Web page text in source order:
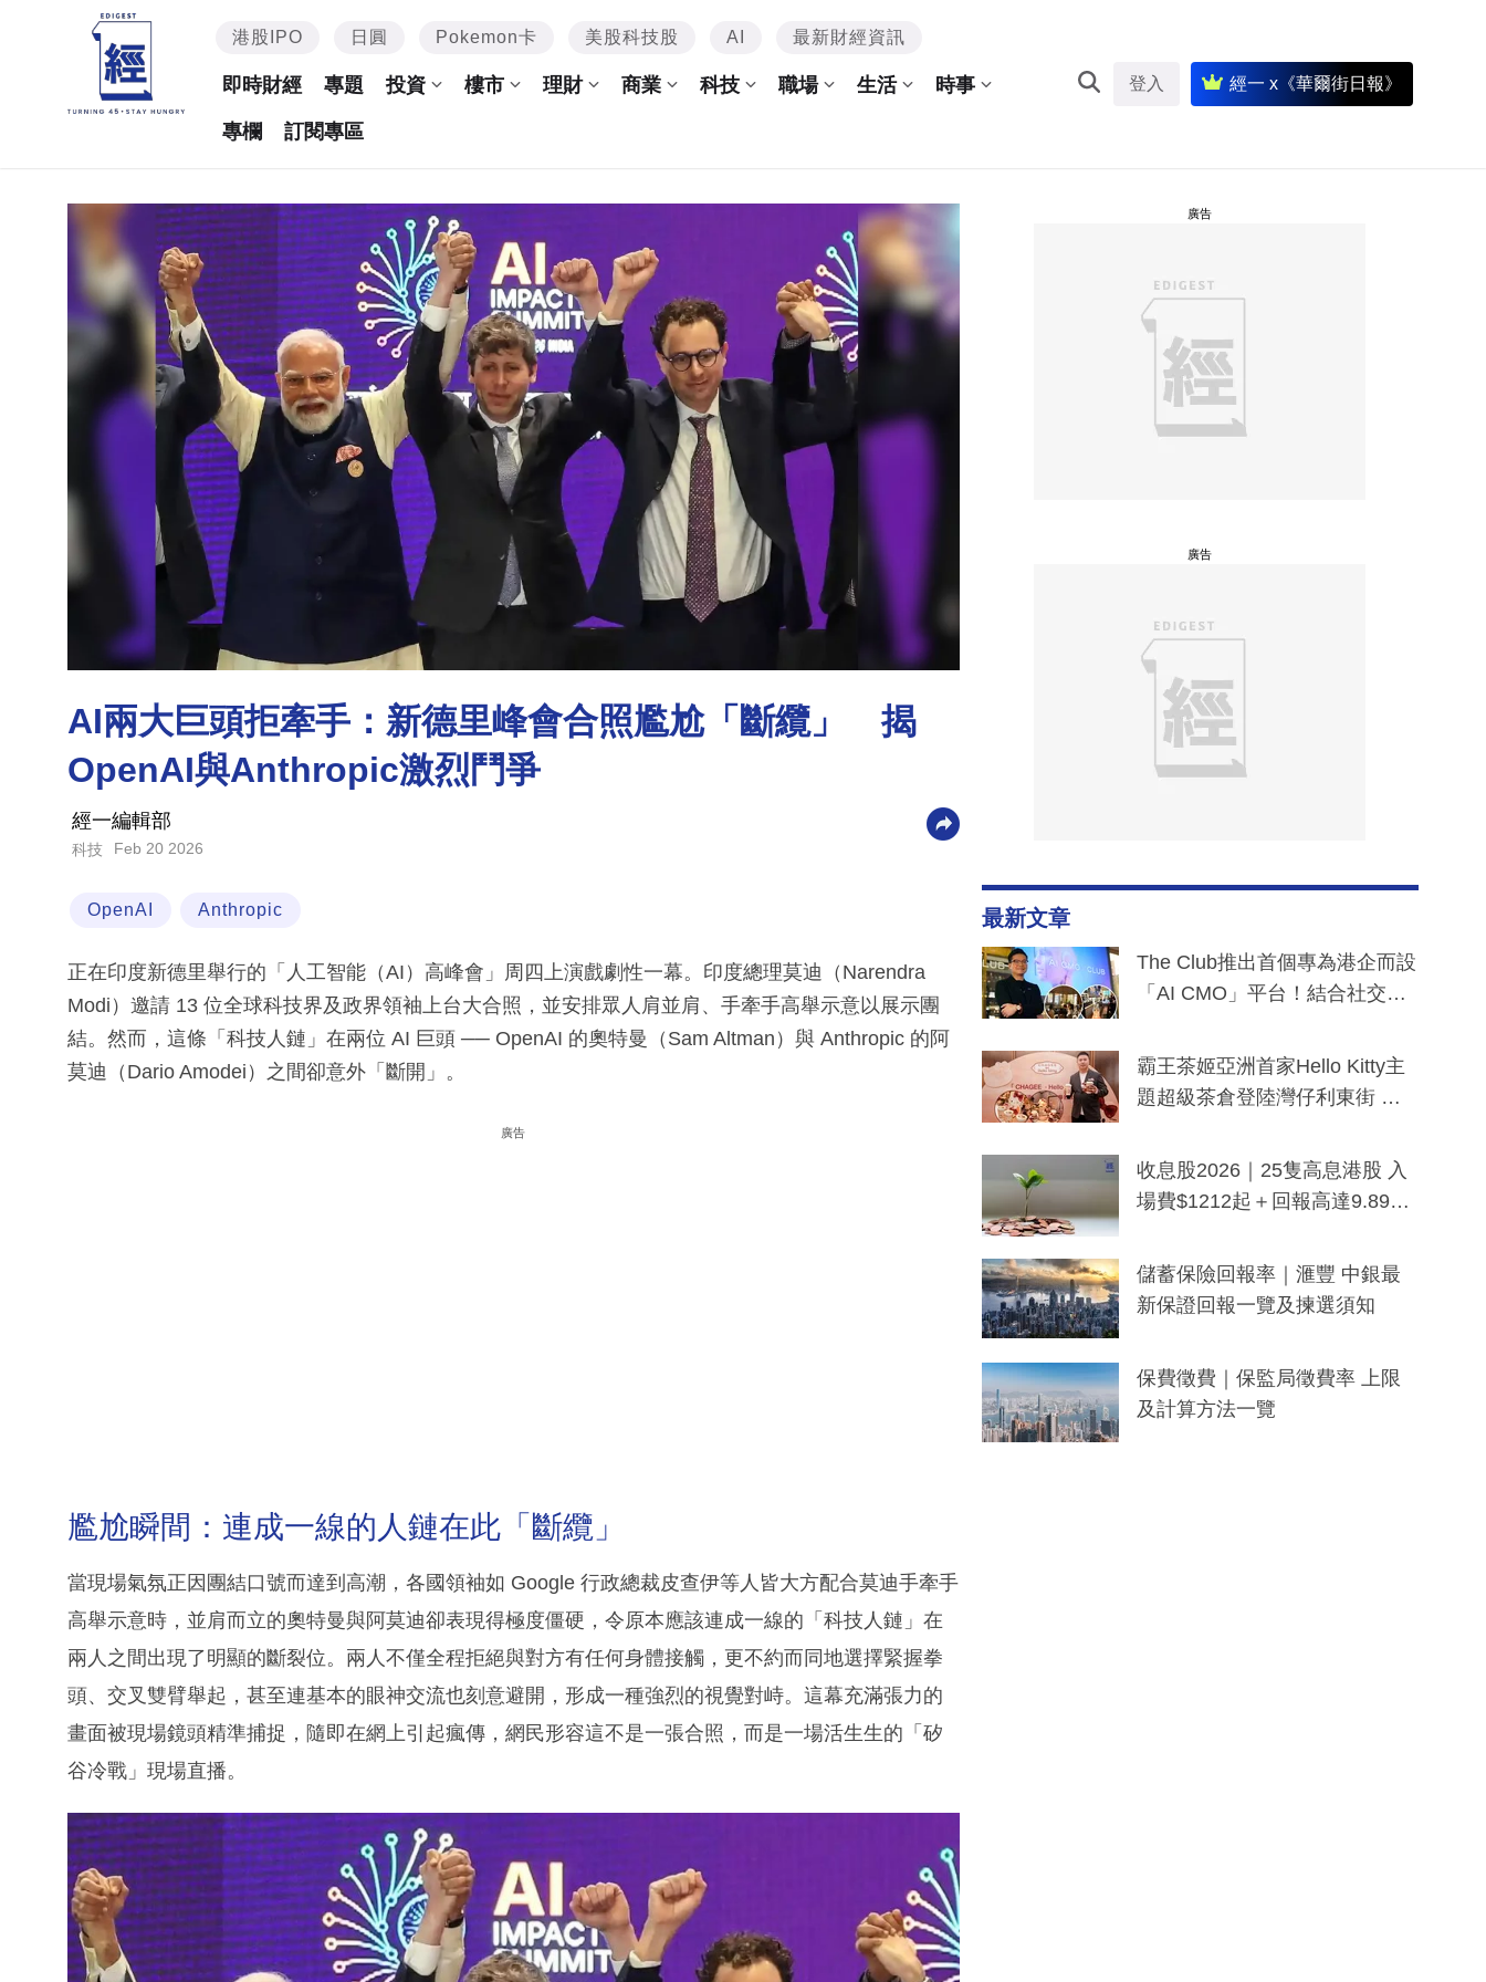
港股IPO 日圓 Pokemon卡 美股科技股 AI 最新財經資訊
即時財經 專題 投資 樓市 理財 商業 科技 職場 生活 時事
專欄 訂閱專區
登入 經一 x《華爾街日報》
AI兩大巨頭拒牽手：新德里峰會合照尷尬「斷纜」 揭
OpenAI與Anthropic激烈鬥爭
經一編輯部
科技 Feb 20 2026
OpenAI Anthropic
正在印度新德里舉行的「人工智能（AI）高峰會」周四上演戲劇性一幕。印度總理莫迪（Narendra
Modi）邀請 13 位全球科技界及政界領袖上台大合照，並安排眾人肩並肩、手牽手高舉示意以展示團
結。然而，這條「科技人鏈」在兩位 AI 巨頭 ── OpenAI 的奧特曼（Sam Altman）與 Anthropic 的阿
莫迪（Dario Amodei）之間卻意外「斷開」。
廣告
尷尬瞬間：連成一線的人鏈在此「斷纜」
當現場氣氛正因團結口號而達到高潮，各國領袖如 Google 行政總裁皮查伊等人皆大方配合莫迪手牽手
高舉示意時，並肩而立的奧特曼與阿莫迪卻表現得極度僵硬，令原本應該連成一線的「科技人鏈」在
兩人之間出現了明顯的斷裂位。兩人不僅全程拒絕與對方有任何身體接觸，更不約而同地選擇緊握拳
頭、交叉雙臂舉起，甚至連基本的眼神交流也刻意避開，形成一種強烈的視覺對峙。這幕充滿張力的
畫面被現場鏡頭精準捕捉，隨即在網上引起瘋傳，網民形容這不是一張合照，而是一場活生生的「矽
谷冷戰」現場直播。
廣告
廣告
最新文章
The Club推出首個專為港企而設
「AI CMO」平台！結合社交聆
分鐘生成「貼地」宣傳短片
霸王茶姬亞洲首家Hello Kitty主
題超級茶倉登陸灣仔利東街 推
y及香港限定特調系列
收息股2026｜25隻高息港股 入
場費$1212起＋回報高達9.89
儲蓄保險回報率｜滙豐 中銀最
新保證回報一覽及揀選須知
保費徵費｜保監局徵費率 上限
及計算方法一覽